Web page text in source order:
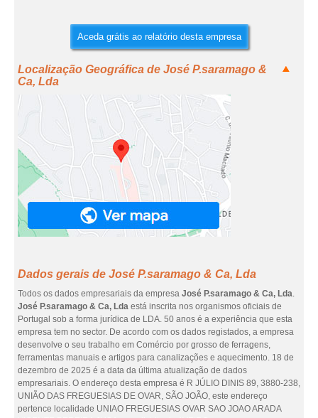
Aceda grátis ao relatório desta empresa
Localização Geográfica de José P.saramago &
Ca, Lda
Dados gerais de José P.saramago & Ca, Lda
Todos os dados empresariais da empresa José P.saramago & Ca, Lda.
José P.saramago & Ca, Lda está inscrita nos organismos oficiais de
Portugal sob a forma jurídica de LDA. 50 anos é a experiência que esta
empresa tem no sector. De acordo com os dados registados, a empresa
desenvolve o seu trabalho em Comércio por grosso de ferragens,
ferramentas manuais e artigos para canalizações e aquecimento. 18 de
dezembro de 2025 é a data da última atualização de dados
empresariais. O endereço desta empresa é R JÚLIO DINIS 89, 3880-238,
UNIÃO DAS FREGUESIAS DE OVAR, SÃO JOÃO, este endereço
pertence localidade UNIAO FREGUESIAS OVAR SAO JOAO ARADA